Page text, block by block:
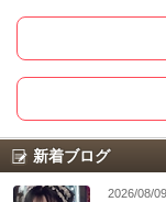
新着ブログ
2026/08/